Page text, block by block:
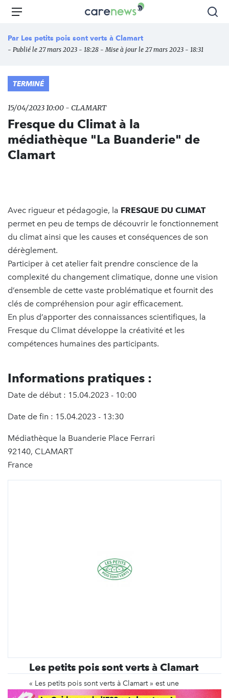
Aller
principal
Carenews,
des
Menu
Par Les petits pois sont verts à Clamart
- Publié le 27 mars 2023 - 18:28 - Mise à jour le 27 mars 2023 - 18:31
TERMINÉ
15/04/2023 10:00 - CLAMART
Fresque du Climat à la
médiathèque "La Buanderie" de
Clamart
Avec rigueur et pédagogie, la FRESQUE DU CLIMAT
permet en peu de temps de découvrir le fonctionnement
du climat ainsi que les causes et conséquences de son
dérèglement.
Participer à cet atelier fait prendre conscience de la
complexité du changement climatique, donne une vision
d’ensemble de cette vaste problématique et fournit des
clés de compréhension pour agir efficacement.
En plus d’apporter des connaissances scientifiques, la
Fresque du Climat développe la créativité et les
compétences humaines des participants.
Informations pratiques :
Date de début : 15.04.2023 - 10:00
Date de fin : 15.04.2023 - 13:30
Médiathèque la Buanderie Place Ferrari
92140, CLAMART
France
Les petits pois sont verts à Clamart
« Les petits pois sont verts à Clamart » est une
association éco-solidaire créée en janvier 2020.